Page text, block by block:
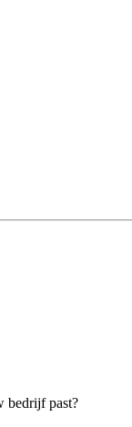
bedrijf past?